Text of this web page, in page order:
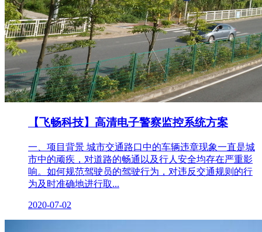
【飞畅科技】高清电子警察监控系统方案
一、项目背景 城市交通路口中的车辆违章现象一直是城
市中的顽疾，对道路的畅通以及行人安全均存在严重影
响。如何规范驾驶员的驾驶行为，对违反交通规则的行
为及时准确地进行取...
2020-07-02